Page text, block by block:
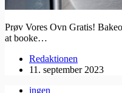
Prøv Vores Ovn Gratis!
at booke…
Redaktionen
11. september 2023
ingen